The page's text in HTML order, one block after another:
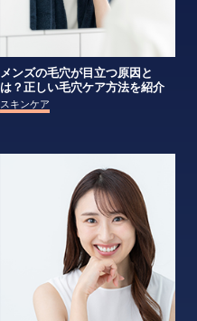
メンズの毛穴が目立つ原因と
は？正しい毛穴ケア方法を紹介
スキンケア